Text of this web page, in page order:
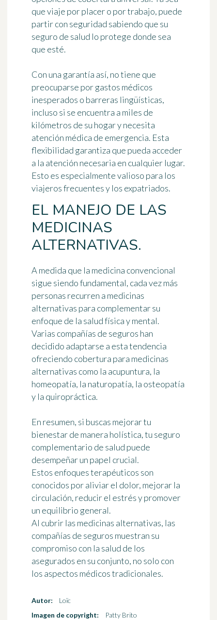
que viaje por placer o por trabajo, puede
partir con seguridad sabiendo que su
seguro de salud lo protege donde sea
que esté.
Con una garantía así, no tiene que
preocuparse por gastos médicos
inesperados o barreras lingüísticas,
incluso si se encuentra a miles de
kilómetros de su hogar y necesita
atención médica de emergencia. Esta
flexibilidad garantiza que pueda acceder
a la atención necesaria en cualquier lugar.
Esto es especialmente valioso para los
viajeros frecuentes y los expatriados.
EL MANEJO DE LAS
MEDICINAS
ALTERNATIVAS.
A medida que la medicina convencional
sigue siendo fundamental, cada vez más
personas recurren a medicinas
alternativas para complementar su
enfoque de la salud física y mental.
Varias compañías de seguros han
decidido adaptarse a esta tendencia
ofreciendo cobertura para medicinas
alternativas como la acupuntura, la
homeopatía, la naturopatía, la osteopatía
y la quiropráctica.
En resumen, si buscas mejorar tu
bienestar de manera holística, tu seguro
complementario de salud puede
desempeñar un papel crucial.
Estos enfoques terapéuticos son
conocidos por aliviar el dolor, mejorar la
circulación, reducir el estrés y promover
un equilibrio general.
Al cubrir las medicinas alternativas, las
compañías de seguros muestran su
compromiso con la salud de los
asegurados en su conjunto, no solo con
los aspectos médicos tradicionales.
Autor:
Loïc
Imagen de copyright:
Patty Brito